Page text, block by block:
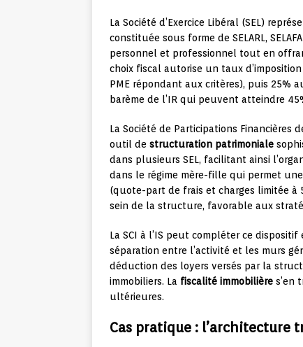
La Société d’Exercice Libéral (SEL)
constituée sous forme de SELARL,
personnel et professionnel tout en
choix fiscal autorise un taux
PME répondant aux critères), puis 25%
barème de l’IR qui peuvent atteindre
La Société de Participations Financières
outil de structuration patrimoniale
dans plusieurs SEL, facilitant ainsi
dans le régime mère-fille qui permet
(quote-part de frais et charges limitée à
sein de la structure, favorable aux
La SCI à l’IS peut compléter ce
séparation entre l’activité et les murs
déduction des loyers versés par la
immobiliers. La fiscalité immobilière s’en
ultérieures.
Cas pratique : l’architecture